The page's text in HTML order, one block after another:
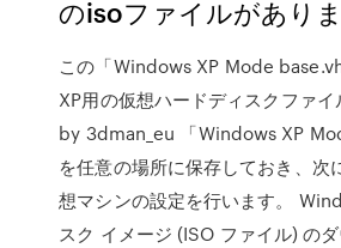
のisoファイルがありま
この「Windows XP Mode
XP用の仮想ハードディスクファ
by 3dman_eu 「Windows XP
を任意の場所に保存しておき、
想マシンの設定を行います。
スク イメージ (ISO ファイル) の